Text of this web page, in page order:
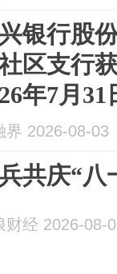
银行股
区支行
年7月31
界 2026-08-03
共庆“八
财经 2026-08-